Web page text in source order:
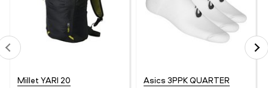
Millet YARI 20 Asics 3PPK QUARTER